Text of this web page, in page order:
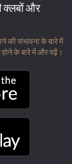
क्लबों और
की संभावना के बारे में
के बारे में और पढ़ें।